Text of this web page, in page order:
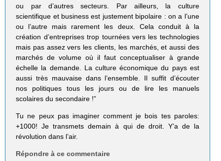
ou par d’autres secteurs. Par ailleurs, la culture
scientifique et business est justement bipolaire : on a l’une
ou l’autre mais rarement les deux. Cela conduit à la
création d’entreprises trop tournées vers les technologies
mais pas assez vers les clients, les marchés, et aussi des
marchés de volume où il faut conceptualiser à grande
échelle la demande. La culture économique du pays est
aussi très mauvaise dans l’ensemble. Il suffit d’écouter
nos politiques tous les jours ou de lire les manuels
scolaires du secondaire !”
Tu ne peux pas imaginer comment je bois tes paroles:
+1000! Je transmets demain à qui de droit. Y’a de la
révolution dans l’air.
Répondre à ce commentaire